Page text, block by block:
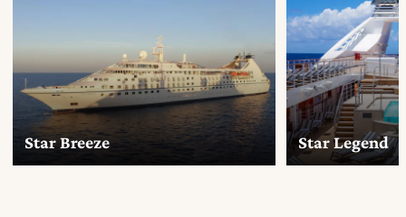
Star Breeze Star Legend